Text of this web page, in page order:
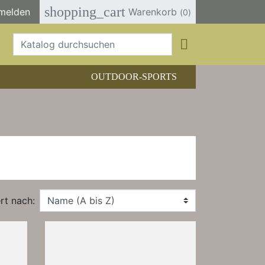
shopping_cart Warenkorb (0)

OUTDOOR-SPORTS
nach: